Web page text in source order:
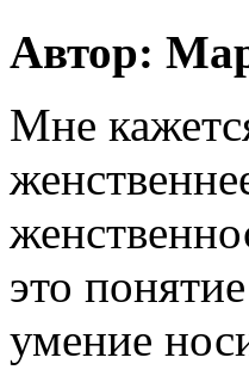
Автор:
Мне
это
умение